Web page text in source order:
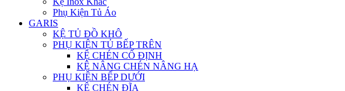
Phụ Kiện Tủ Áo
GARIS
KỆ TỦ ĐỒ KHÔ
PHỤ KIỆN TỦ BẾP TRÊN
KỆ CHÉN CỐ ĐỊNH
KỆ NÂNG CHÉN NÂNG HẠ
PHỤ KIỆN BẾP DƯỚI
KỆ CHÉN ĐĨA